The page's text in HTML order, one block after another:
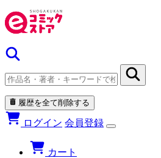
履歴を全て削除する
ログイン 会員登録
カート